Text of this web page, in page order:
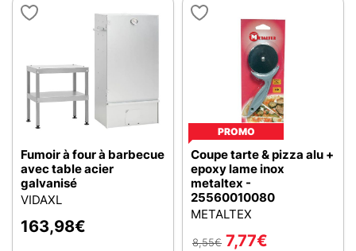
Fumoir à four à barbecue
avec table acier
galvanisé
VIDAXL
163,98€
PROMO
Coupe tarte & pizza alu +
epoxy lame inox
metaltex -
25560010080
METALTEX
8,55€ 7,77€